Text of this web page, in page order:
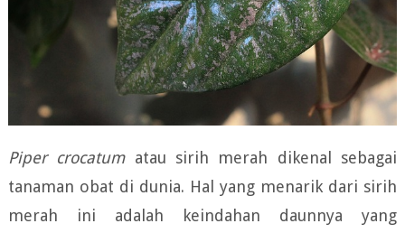
Piper crocatumatau sirih merah dikenal sebagai
tanaman obat di dunia. Hal yang menarik dari sirih
merah ini adalah keindahan daunnya yang